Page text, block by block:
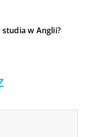
studia w Anglii?